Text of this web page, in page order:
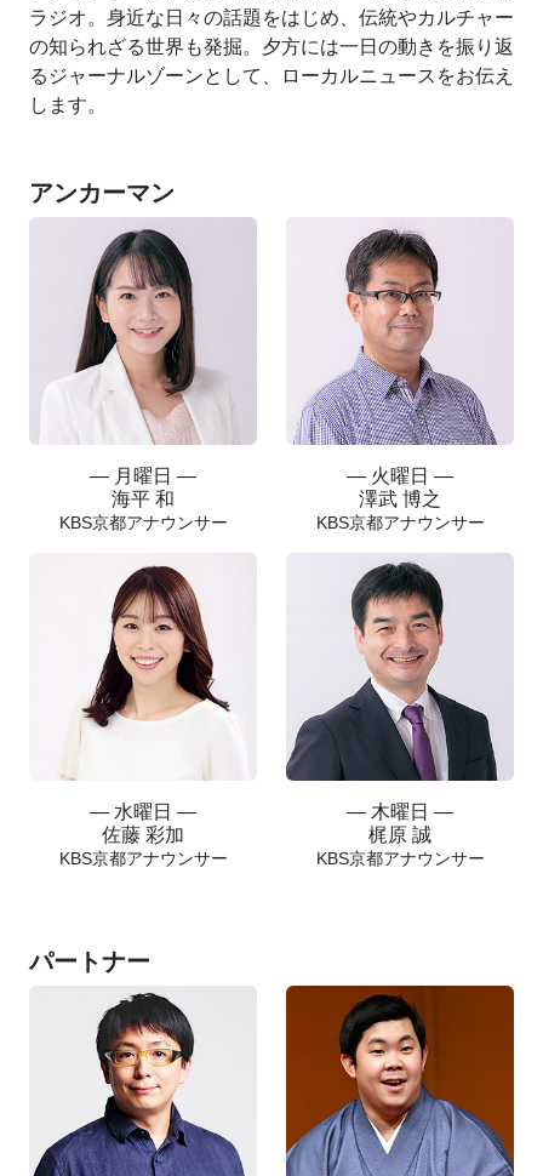
ラジオ。身近な日々の話題をはじめ、伝統やカルチャー
の知られざる世界も発掘。夕方には一日の動きを振り返
るジャーナルゾーンとして、ローカルニュースをお伝え
します。
アンカーマン
― 月曜日 ―
海平 和
KBS京都アナウンサー
― 火曜日 ―
澤武 博之
KBS京都アナウンサー
― 水曜日 ―
佐藤 彩加
KBS京都アナウンサー
― 木曜日 ―
梶原 誠
KBS京都アナウンサー
パートナー